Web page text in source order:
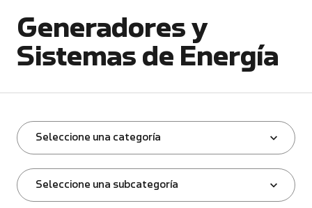
Generadores y
Sistemas de Energía
Seleccione una categoría
Seleccione una subcategoría